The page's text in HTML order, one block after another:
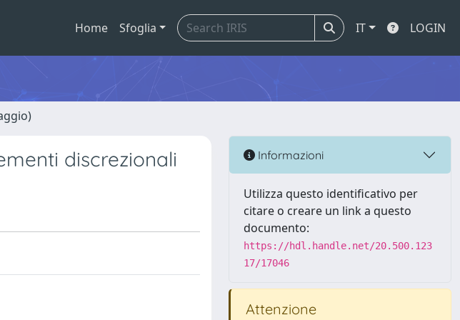
Home Sfoglia IT LOGIN
discrezionali Informazioni
Utilizza questo identificativo per
citare o creare un link a questo
documento:
https://hdl.handle.net/20.500.123
17/17046
Attenzione